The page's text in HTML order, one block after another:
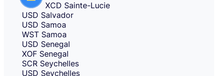
XCD Sainte-Lucie
USD Salvador
USD Samoa
WST Samoa
USD Senegal
XOF Senegal
SCR Seychelles
USD Seychelles